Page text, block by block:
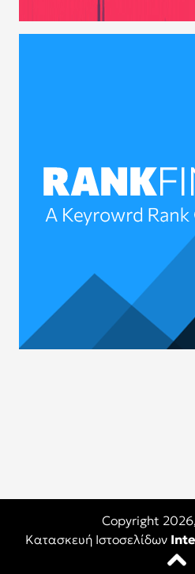
Copyright 2026,
Κατασκευή Ιστοσελίδων